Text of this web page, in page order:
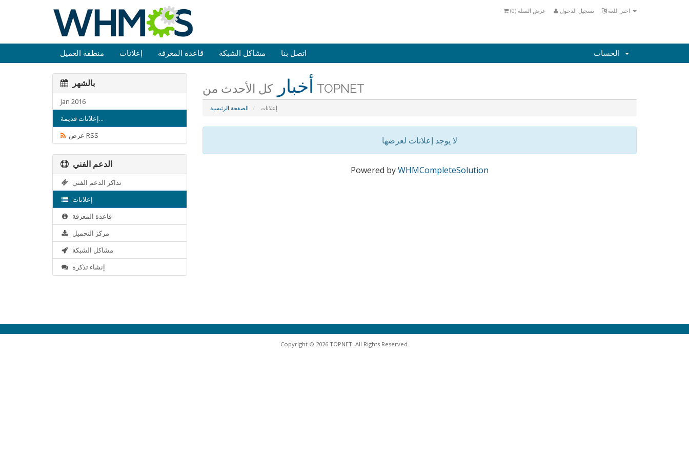
تسجيل الدخول عرض السلة (0
)
منطقة العميل إعلانات قاعدة المعرفة مشاكل الشبكة اتصل بنا
أخبار كل الأحدث من TOPNET
الصفحة الرئيسية إعلانات
بالشهر
Jan 2016
إعلانات قديمة...
عرض RSS
لا يوجد إعلانات لعرضها
Powered byWHMCompleteSolution
الدعم الفني
تذاكر الدعم الفني
إعلانات
قاعدة المعرفة
مركز التحميل
مشاكل الشبكة
إنشاء تذكرة
Copyright © 2026 TOPNET. All Rights Reserved.